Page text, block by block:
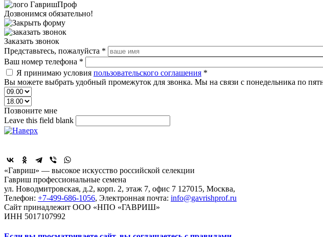
Дозвонимся обязательно!
Заказать звонок
Представьтесь, пожалуйста *
Ваш номер телефона *
Я принимаю условия пользовательского соглашения *
Вы можете выбрать удобный промежуток для звонка. Мы на связи с понедельника по
Позвоните мне
Leave this field blank
«Гавриш» — высокое искусство российской селекции
Гавриш профессиональные семена
ул. Новодмитровская, д.2, корп. 2, этаж 7, офис 7 127015, Москва,
Телефон: +7-499-686-1056, Электронная почта: info@gavrishprof.ru
Сайт принадлежит ООО «НПО «ГАВРИШ»
ИНН 5017107992